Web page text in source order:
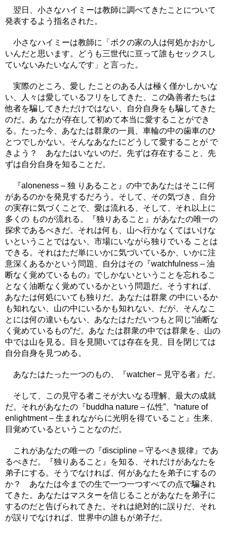
翌日、小さなハイミーは教師に調べてきたことについて
発表するよう指名された。
小さなハイミーは教師に「ボクの家の人は何処かおかし
いんだと思います。どうも三世代に亘って誰もセックスし
ていないみたいなんです」と言った。
実際のところ、愛し たことのある人は極く僅かしかいな
い、人々は愛しているフリをしてきた、この偽善者たちは
他者を騙してきただけではない、自分自身をも騙してきた
のだ。あ なたが存在して初めて本当に愛することができ
る。たった今、あなたは群衆の一員、車輪の中の歯車のひ
とつでしかない。そんなあなたにどうして愛することが で
きよう？ あなたはいないのだ。先ずは存在すること、先
ずは自分自身を知ることだ。
『aloneness – 独 りあること』の中であなたはそこに何
があるのかを発見するだろう。そして、その気づき、自分
の実存に気づくことで、愛は流れる、そして、それ以上に
多くの ものが流れる。『独りあること』があなたの唯一の
探求であるべきだ。それは何も、山へ行かなくてはいけな
いということではない、市場にいながら独りでいる ことは
できる。それはただ単にいかに気づいているか、いかに注
意深くあるかという問題、自分はその『watchfulness – 油
断なく覚めているもの』でしかないということを忘れるこ
となく油断なく覚めているかという問題だ。そうすれば、
あなたは何処にいても独りだ。あなたは群衆 の中にいるか
も知れない、山の中にいるかも知れない、だが、そんなこ
とには何の違いもない、あなたはただいつもと同じ“油断な
く覚めているもの”だ。あな たは群衆の中では群衆を、山の
中では山を見る。目を見開いては存在を見、目を閉じては
自分自身を見つめる。
あなたはたった一つのもの、『watcher – 見守る者』だ。
そして、この見守る者こそが大いなる理解、最大の成就
だ。それがあなたの『buddha nature – 仏性”、“nature of
enlightment – 生まれながらに光明を得ていること』生来、
目覚めているということなのだ。
これがあなたの唯一の『discipline – 守るべき規律』であ
るべきだ。『独りあること』を知る、それだけがあなたを
弟子にする。そうでなければ、何があなたを弟子にするの
か？ あなたは今までの生で一つ一つすべての点で騙され
てきた。あなたはマスターを信じることがあなたを弟子に
するのだと告げられてきた。それは絶対的に誤りだ、それ
が誤りでなければ、世界中の誰もが弟子だ。